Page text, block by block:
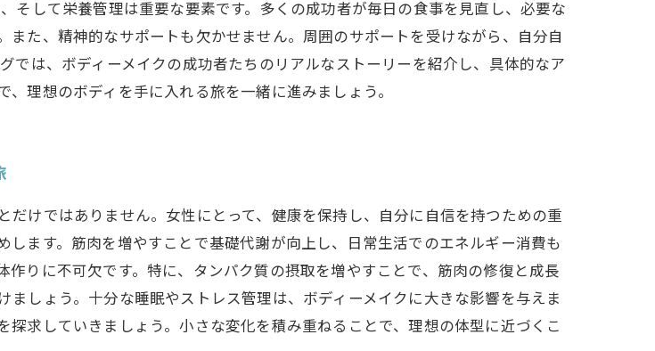
そして栄養管理は重要な要素です。多くの成功者が毎日の食事を見直し、必要な
た、精神的なサポートも欠かせません。周囲のサポートを受けながら、自分自
では、ボディーメイクの成功者たちのリアルなストーリーを紹介し、具体的なア
理想のボディを手に入れる旅を一緒に進みましょう。
けではありません。女性にとって、健康を保持し、自分に自信を持つための重
ます。筋肉を増やすことで基礎代謝が向上し、日常生活でのエネルギー消費も
りに不可欠です。特に、タンパク質の摂取を増やすことで、筋肉の修復と成長
しょう。十分な睡眠やストレス管理は、ボディーメイクに大きな影響を与えま
求していきましょう。小さな変化を積み重ねることで、理想の体型に近づくこ